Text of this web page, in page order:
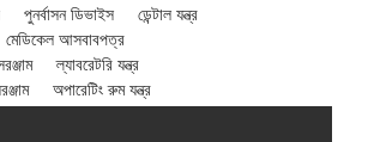
পুনর্বাসন ডিভাইস
ডেন্টাল যন্ত্র
মেডিকেল আসবাবপত্র
ল্যাবরেটরি যন্ত্র
অপারেটিং রুম যন্ত্র